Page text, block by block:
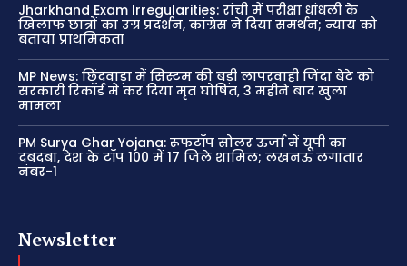
Jharkhand Exam Irregularities: रांची में परीक्षा धांधली के
खिलाफ छात्रों का उग्र प्रदर्शन, कांग्रेस ने दिया समर्थन; न्याय को
बताया प्राथमिकता
MP News: छिंदवाड़ा में सिस्टम की बड़ी लापरवाही जिंदा बेटे को
सरकारी रिकॉर्ड में कर दिया मृत घोषित, 3 महीने बाद खुला
मामला
PM Surya Ghar Yojana: रूफटॉप सोलर ऊर्जा में यूपी का
दबदबा, देश के टॉप 100 में 17 जिले शामिल; लखनऊ लगातार
नंबर-1
Newsletter